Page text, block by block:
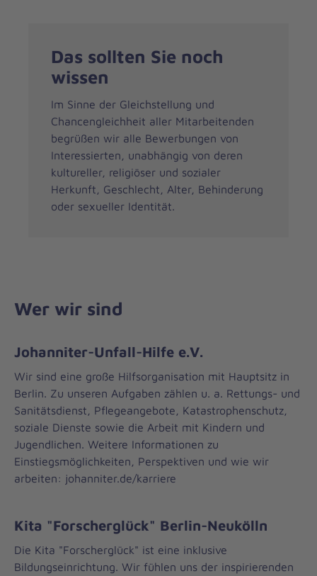
Das sollten Sie noch
wissen
Im Sinne der Gleichstellung und
Chancengleichheit aller Mitarbeitenden
begrüßen wir alle Bewerbungen von
Interessierten, unabhängig von deren
kultureller, religiöser und sozialer
Herkunft, Geschlecht, Alter, Behinderung
oder sexueller Identität.
Wer wir sind
Johanniter-Unfall-Hilfe e.V.
Wir sind eine große Hilfsorganisation mit Hauptsitz in
Berlin. Zu unseren Aufgaben zählen u. a. Rettungs- und
Sanitätsdienst, Pflegeangebote, Katastrophenschutz,
soziale Dienste sowie die Arbeit mit Kindern und
Jugendlichen. Weitere Informationen zu
Einstiegsmöglichkeiten, Perspektiven und wie wir
arbeiten: johanniter.de/karriere
Kita "Forscherglück" Berlin-Neukölln
Die Kita "Forscherglück" ist eine inklusive
Bildungseinrichtung. Wir fühlen uns der inspirierenden